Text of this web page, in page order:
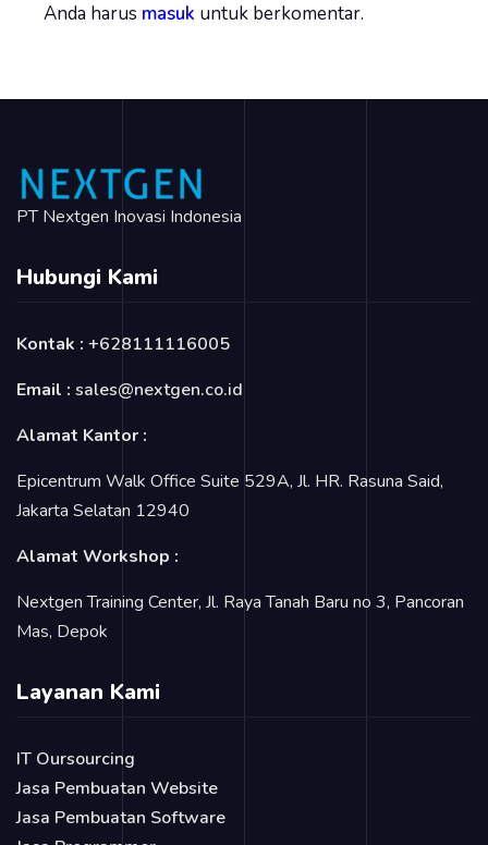
Anda harus masuk untuk berkomentar.
PT Nextgen Inovasi Indonesia
Hubungi Kami
Kontak : +628111116005
Email : sales@nextgen.co.id
Alamat Kantor :
Epicentrum Walk Office Suite 529A, Jl. HR. Rasuna Said,
Jakarta Selatan 12940
Alamat Workshop :
Nextgen Training Center, Jl. Raya Tanah Baru no 3, Pancoran
Mas, Depok
Layanan Kami
IT Oursourcing
Jasa Pembuatan Website
Jasa Pembuatan Software